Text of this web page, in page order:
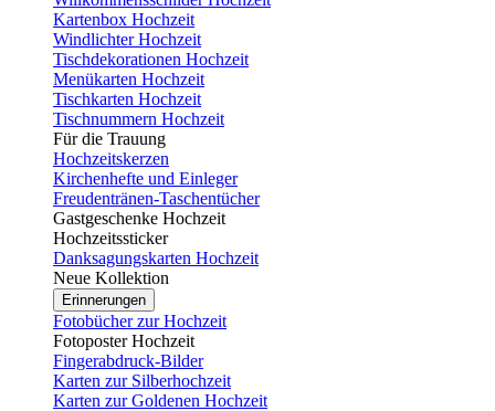
Kartenbox Hochzeit
Windlichter Hochzeit
Tischdekorationen Hochzeit
Menükarten Hochzeit
Tischkarten Hochzeit
Tischnummern Hochzeit
Für die Trauung
Hochzeitskerzen
Kirchenhefte und Einleger
Freudentränen-Taschentücher
Gastgeschenke Hochzeit
Hochzeitssticker
Danksagungskarten Hochzeit
Neue Kollektion
Erinnerungen
Fotobücher zur Hochzeit
Fotoposter Hochzeit
Fingerabdruck-Bilder
Karten zur Silberhochzeit
Karten zur Goldenen Hochzeit